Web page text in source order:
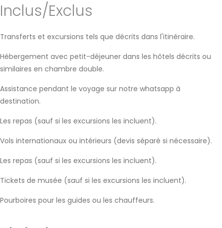
Inclus/Exclus
Transferts et excursions tels que décrits dans l'itinéraire.
Hébergement avec petit-déjeuner dans les hôtels décrits ou
similaires en chambre double.
Assistance pendant le voyage sur notre whatsapp à
destination.
Les repas (sauf si les excursions les incluent).
Vols internationaux ou intérieurs (devis séparé si nécessaire).
Les repas (sauf si les excursions les incluent).
Tickets de musée (sauf si les excursions les incluent).
Pourboires pour les guides ou les chauffeurs.